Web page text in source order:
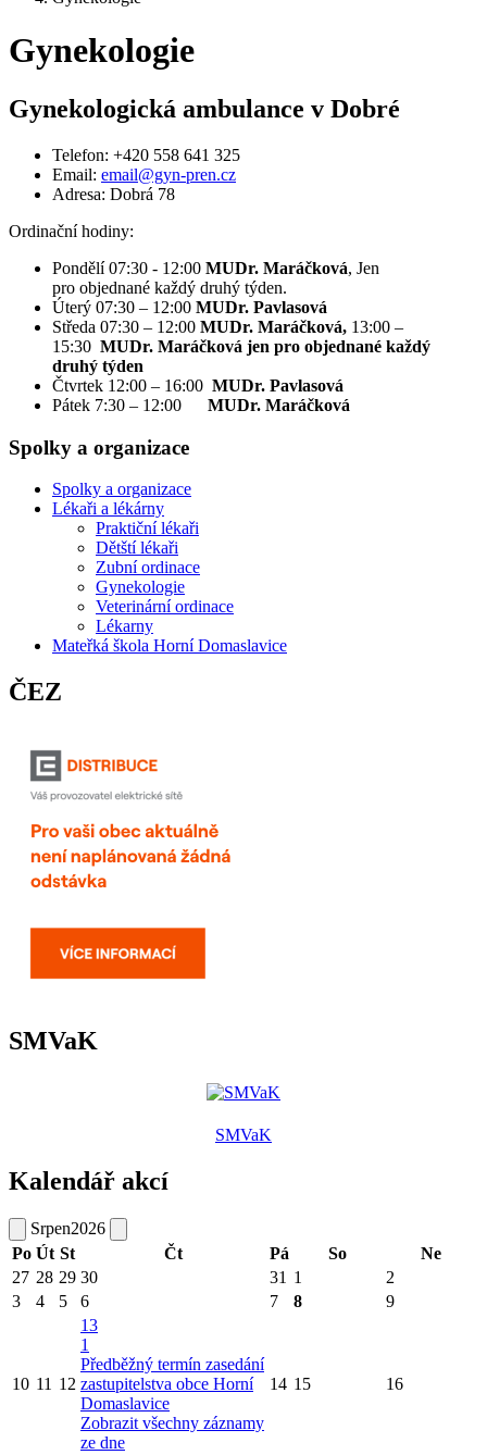
Gynekologie
Gynekologická ambulance v Dobré
Telefon: +420 558 641 325
Email: email@gyn-pren.cz
Adresa: Dobrá 78
Ordinační hodiny:
Pondělí 07:30 - 12:00 MUDr. Maráčková, Jen
pro objednané každý druhý týden.
Úterý 07:30 – 12:00 MUDr. Pavlasová
Středa 07:30 – 12:00 MUDr. Maráčková, 13:00 –
15:30 MUDr. Maráčková jen pro objednané každý
druhý týden
Čtvrtek 12:00 – 16:00 MUDr. Pavlasová
Pátek 7:30 – 12:00 MUDr. Maráčková
Spolky a organizace
Spolky a organizace
Lékaři a lékárny
Praktiční lékaři
Dětští lékaři
Zubní ordinace
Gynekologie
Veterinární ordinace
Lékarny
Mateřká škola Horní Domaslavice
ČEZ
SMVaK
SMVaK
Kalendář akcí
Srpen2026
Po Út St Čt Pá So
Ne
27 28 29 30 31 1
2
3
4 5 6 7 8 9
10 11 12
13
1
Předběžný termín zasedání
zastupitelstva obce Horní
Domaslavice
Zobrazit všechny záznamy
ze dne
14 15 16